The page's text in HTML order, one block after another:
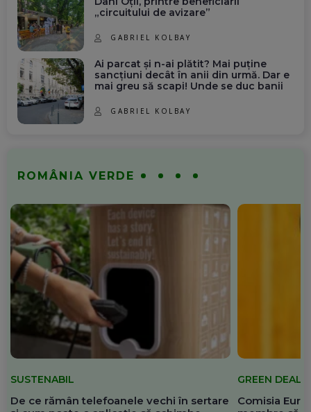
„circuitului de avizare”
GABRIEL KOLBAY
Ai parcat și n-ai plătit? Mai puține
sancțiuni decât în anii din urmă. Dar e
mai greu să scapi! Unde se duc banii
GABRIEL KOLBAY
ROMÂNIA VERDE
SUSTENABIL
De ce rămân telefoanele vechi în sertare
GREEN DEAL
Comisia